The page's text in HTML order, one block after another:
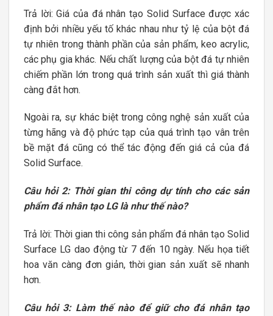
Trả lời: Giá của đá nhân tạo Solid Surface được xác
định bởi nhiều yếu tố khác nhau như tỷ lệ của bột đá
tự nhiên trong thành phần của sản phẩm, keo acrylic,
các phụ gia khác. Nếu chất lượng của bột đá tự nhiên
chiếm phần lớn trong quá trình sản xuất thì giá thành
càng đắt hơn.
Ngoài ra, sự khác biệt trong công nghệ sản xuất của
từng hãng và độ phức tạp của quá trình tạo vân trên
bề mặt đá cũng có thể tác động đến giá cả của đá
Solid Surface.
Câu hỏi 2: Thời gian thi công dự tính cho các sản
phẩm đá nhân tạo LG là như thế nào?
Trả lời: Thời gian thi công sản phẩm đá nhân tạo Solid
Surface LG dao động từ 7 đến 10 ngày. Nếu họa tiết
hoa văn càng đơn giản, thời gian sản xuất sẽ nhanh
hơn.
Câu hỏi 3: Làm thế nào để giữ cho đá nhân tạo